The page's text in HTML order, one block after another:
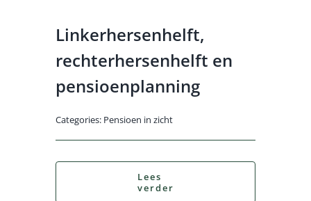
Linkerhersenhelft,
rechterhersenhelft en
pensioenplanning
Categories: Pensioen in zicht
Lees
verder